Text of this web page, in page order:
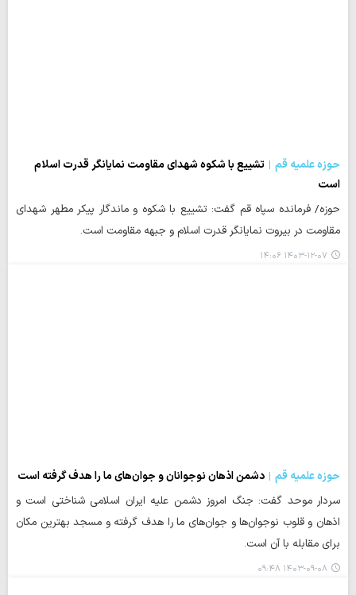
حوزه علمیه قم
تشییع با شکوه شهدای مقاومت نمایانگر قدرت اسلام
است
حوزه/ فرمانده سپاه قم گفت: تشییع با شکوه و ماندگار پیکر مطهر شهدای
مقاومت در بیروت نمایانگر قدرت اسلام و جبهه مقاومت است.
۱۴۰۳-۱۲-۰۷ ۱۴:۰۶
حوزه علمیه قم
دشمن اذهان نوجوانان و جوان‌های ما را هدف گرفته است
سردار موحد گفت: جنگ امروز دشمن علیه ایران اسلامی شناختی است و
اذهان و قلوب نوجوان‌ها و جوان‌های ما را هدف گرفته و مسجد بهترین مکان
برای مقابله با آن است.
۱۴۰۳-۰۹-۰۸ ۰۹:۴۸